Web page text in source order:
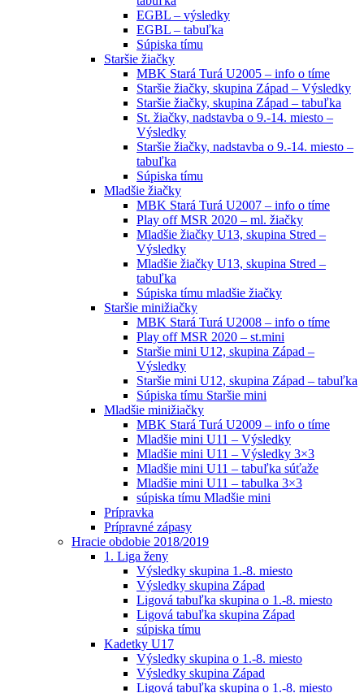
EGBL – výsledky
EGBL – tabuľka
Súpiska tímu
Staršie žiačky
MBK Stará Turá U2005 – info o tíme
Staršie žiačky, skupina Západ – Výsledky
Staršie žiačky, skupina Západ – tabuľka
St. žiačky, nadstavba o 9.-14. miesto –
Výsledky
Staršie žiačky, nadstavba o 9.-14. miesto –
tabuľka
Súpiska tímu
Mladšie žiačky
MBK Stará Turá U2007 – info o tíme
Play off MSR 2020 – ml. žiačky
Mladšie žiačky U13, skupina Stred –
Výsledky
Mladšie žiačky U13, skupina Stred –
tabuľka
Súpiska tímu mladšie žiačky
Staršie minižiačky
MBK Stará Turá U2008 – info o tíme
Play off MSR 2020 – st.mini
Staršie mini U12, skupina Západ –
Výsledky
Staršie mini U12, skupina Západ – tabuľka
Súpiska tímu Staršie mini
Mladšie minižiačky
MBK Stará Turá U2009 – info o tíme
Mladšie mini U11 – Výsledky
Mladšie mini U11 – Výsledky 3×3
Mladšie mini U11 – tabuľka súťaže
Mladšie mini U11 – tabulka 3×3
súpiska tímu Mladšie mini
Prípravka
Prípravné zápasy
Hracie obdobie 2018/2019
1. Liga ženy
Výsledky skupina 1.-8. miesto
Výsledky skupina Západ
Ligová tabuľka skupina o 1.-8. miesto
Ligová tabuľka skupina Západ
súpiska tímu
Kadetky U17
Výsledky skupina o 1.-8. miesto
Výsledky skupina Západ
Ligová tabuľka skupina o 1.-8. miesto